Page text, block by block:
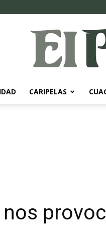
CARIPELAS